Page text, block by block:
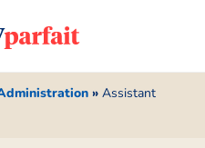
» Assistant